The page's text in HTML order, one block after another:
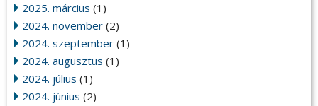
2025. március (1)
2024. november (2)
2024. szeptember (1)
2024. augusztus (1)
2024. július (1)
2024. június (2)